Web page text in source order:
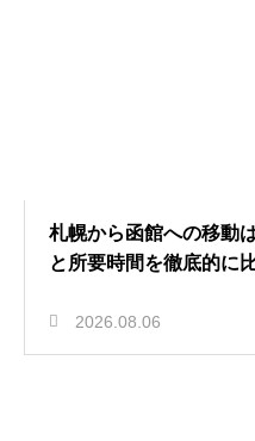
札幌から函館への移動
と所要時間を徹底的に
2026.08.06